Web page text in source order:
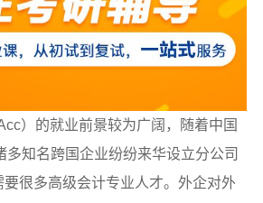
）的就业前景较为广阔，随着中国
多知名跨国企业纷纷来华设立分公司
很多高级会计专业人才。外企对外